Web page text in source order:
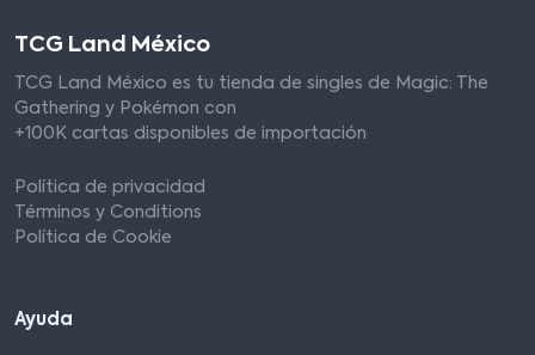
TCG Land México
TCG Land México es tu tienda de singles de Magic: The
Gathering y Pokémon con
+100K cartas disponibles de importación
Política de privacidad
Términos y Conditions
Política de Cookie
Ayuda